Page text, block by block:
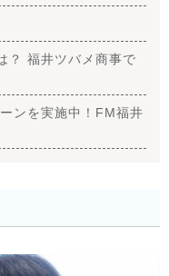
？ 福井ツバメ商事で
ンを実施中！FM福井